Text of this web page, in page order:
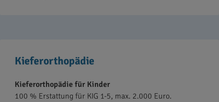
Kieferorthopädie
Kieferorthopädie für Kinder
100 % Erstattung für KIG 1-5, max. 2.000 Euro.